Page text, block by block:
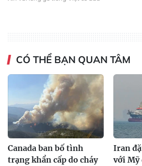
CÓ THỂ BẠN QUAN TÂM
Canada ban bố tình
trạng khẩn cấp do cháy
Iran
với Mỹ